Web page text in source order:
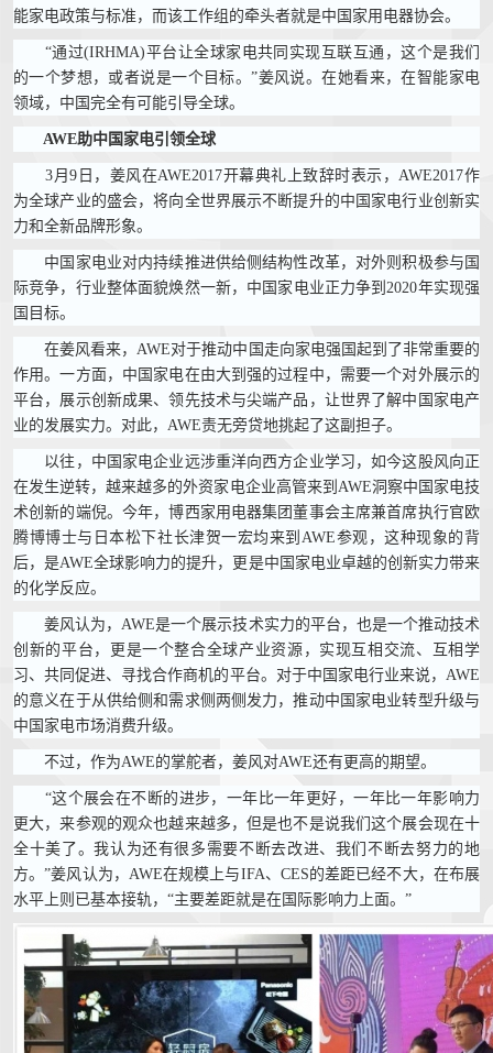
能家电政策与标准，而该工作组的牵头者就是中国家用电器协会。
“通过(IRHMA)平台让全球家电共同实现互联互通，这个是我们
的一个梦想，或者说是一个目标。”姜风说。在她看来，在智能家电
领域，中国完全有可能引导全球。
AWE助中国家电引领全球
3月9日，姜风在AWE2017开幕典礼上致辞时表示，AWE2017作
为全球产业的盛会，将向全世界展示不断提升的中国家电行业创新实
力和全新品牌形象。
中国家电业对内持续推进供给侧结构性改革，对外则积极参与国
际竞争，行业整体面貌焕然一新，中国家电业正力争到2020年实现强
国目标。
在姜风看来，AWE对于推动中国走向家电强国起到了非常重要的
作用。一方面，中国家电在由大到强的过程中，需要一个对外展示的
平台，展示创新成果、领先技术与尖端产品，让世界了解中国家电产
业的发展实力。对此，AWE责无旁贷地挑起了这副担子。
以往，中国家电企业远涉重洋向西方企业学习，如今这股风向正
在发生逆转，越来越多的外资家电企业高管来到AWE洞察中国家电技
术创新的端倪。今年，博西家用电器集团董事会主席兼首席执行官欧
腾博博士与日本松下社长津贺一宏均来到AWE参观，这种现象的背
后，是AWE全球影响力的提升，更是中国家电业卓越的创新实力带来
的化学反应。
姜风认为，AWE是一个展示技术实力的平台，也是一个推动技术
创新的平台，更是一个整合全球产业资源，实现互相交流、互相学
习、共同促进、寻找合作商机的平台。对于中国家电行业来说，AWE
的意义在于从供给侧和需求侧两侧发力，推动中国家电业转型升级与
中国家电市场消费升级。
不过，作为AWE的掌舵者，姜风对AWE还有更高的期望。
“这个展会在不断的进步，一年比一年更好，一年比一年影响力
更大，来参观的观众也越来越多，但是也不是说我们这个展会现在十
全十美了。我认为还有很多需要不断去改进、我们不断去努力的地
方。”姜风认为，AWE在规模上与IFA、CES的差距已经不大，在布展
水平上则已基本接轨，“主要差距就是在国际影响力上面。”